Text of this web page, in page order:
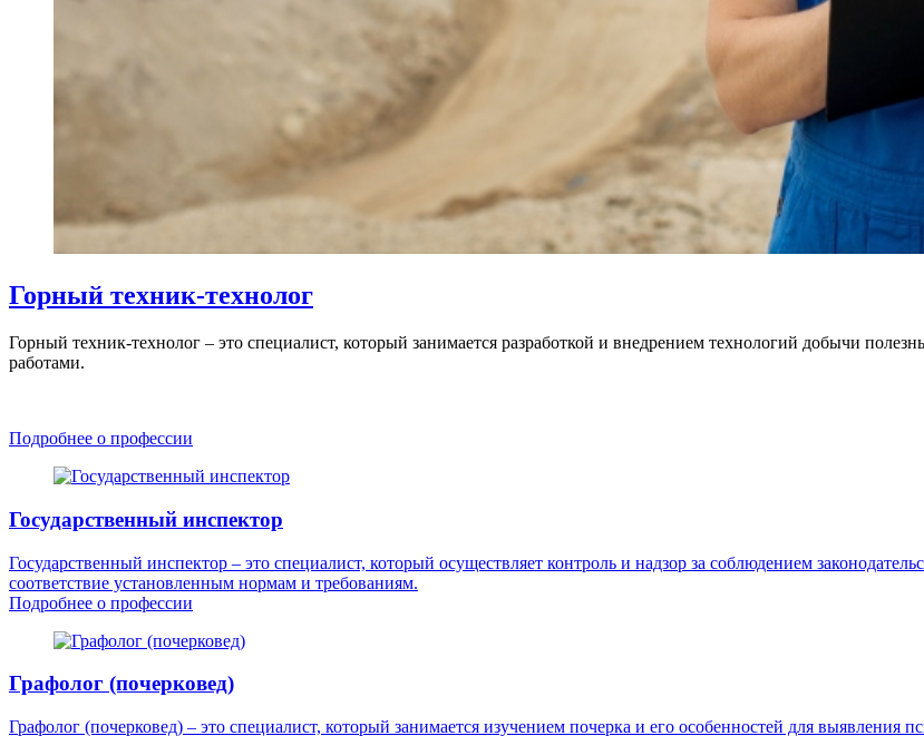
Горный техник-технолог
Горный техник-технолог – это специалист, который занимается разработкой и внедрением технологий добычи
работами.
Подробнее о профессии
Государственный инспектор
Государственный инспектор – это специалист, который осуществляет контроль и надзор за соблюдением
соответствие установленным нормам и требованиям.
Подробнее о профессии
Графолог (почерковед)
Графолог (почерковед) – это специалист, который занимается изучением почерка и его особенностей для выявления